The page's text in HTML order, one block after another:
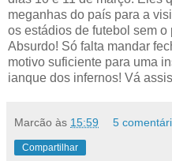
meganhas do país para a
os estádios de futebol sem
Absurdo! Só falta mandar
motivo suficiente para uma
ianque dos infernos! Vá
Marcão às 15:59 5
Compartilhar